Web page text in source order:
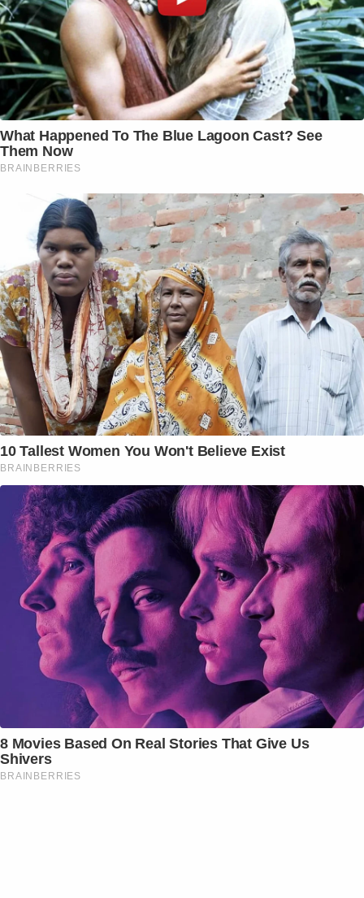
What Happened To The Blue Lagoon Cast? See
Them Now
BRAINBERRIES
10 Tallest Women You Won't Believe Exist
BRAINBERRIES
8 Movies Based On Real Stories That Give Us
Shivers
BRAINBERRIES